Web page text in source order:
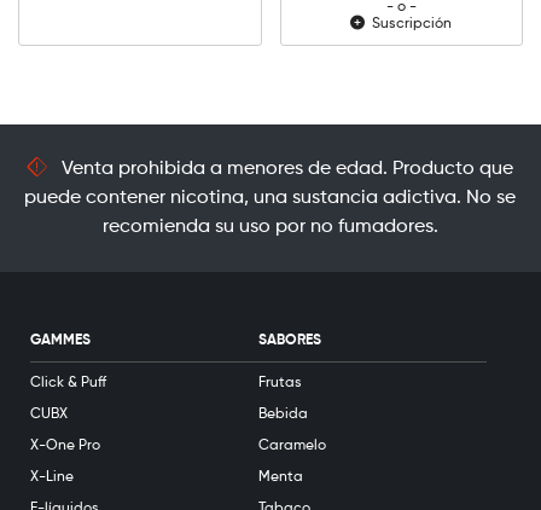
- o -
Suscripción
Venta prohibida a menores de edad. Producto que
puede contener nicotina, una sustancia adictiva. No se
recomienda su uso por no fumadores.
GAMMES
Click & Puff
CUBX
X-One Pro
X-Line
SABORES
Frutas
Bebida
Caramelo
Menta